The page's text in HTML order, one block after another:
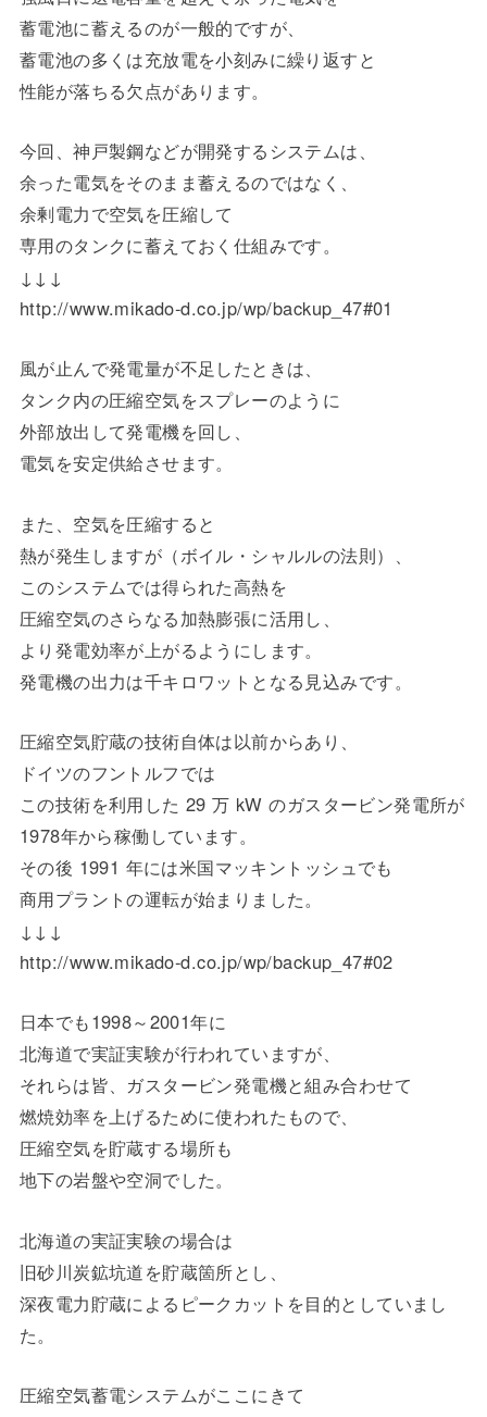
蓄電池に蓄えるのが一般的ですが、
蓄電池の多くは充放電を小刻みに繰り返すと
性能が落ちる欠点があります。
今回、神戸製鋼などが開発するシステムは、
余った電気をそのまま蓄えるのではなく、
余剰電力で空気を圧縮して
専用のタンクに蓄えておく仕組みです。
↓↓↓
http://www.mikado-d.co.jp/wp/backup_47#01
風が止んで発電量が不足したときは、
タンク内の圧縮空気をスプレーのように
外部放出して発電機を回し、
電気を安定供給させます。
また、空気を圧縮すると
熱が発生しますが（ボイル・シャルルの法則）、
このシステムでは得られた高熱を
圧縮空気のさらなる加熱膨張に活用し、
より発電効率が上がるようにします。
発電機の出力は千キロワットとなる見込みです。
圧縮空気貯蔵の技術自体は以前からあり、
ドイツのフントルフでは
この技術を利用した 29 万 kW のガスタービン発電所が
1978年から稼働しています。
その後 1991 年には米国マッキントッシュでも
商用プラントの運転が始まりました。
↓↓↓
http://www.mikado-d.co.jp/wp/backup_47#02
日本でも1998～2001年に
北海道で実証実験が行われていますが、
それらは皆、ガスタービン発電機と組み合わせて
燃焼効率を上げるために使われたもので、
圧縮空気を貯蔵する場所も
地下の岩盤や空洞でした。
北海道の実証実験の場合は
旧砂川炭鉱坑道を貯蔵箇所とし、
深夜電力貯蔵によるピークカットを目的としていまし
た。
圧縮空気蓄電システムがここにきて